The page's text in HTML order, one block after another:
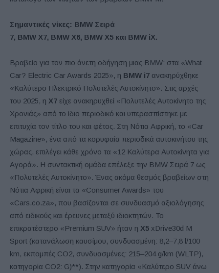
Σημαντικές νίκες: BMW Σειρά
7, BMW X7, BMW X6, BMW X5 και BMW iX.
Βραβείο για τον πιο άνετη οδήγηση μιας BMW: στα «What
Car? Electric Car Awards 2025», η BMW i7 ανακηρύχθηκε
«Καλύτερο Ηλεκτρικό Πολυτελές Αυτοκίνητο». Στις αρχές
του 2025, η X7 είχε ανακηρυχθεί «Πολυτελές Αυτοκίνητο της
Χρονιάς» από το ίδιο περιοδικό και υπερασπίστηκε με
επιτυχία τον τίτλο του και φέτος. Στη Νότια Αφρική, το «Car
Magazine», ένα από τα κορυφαία περιοδικά αυτοκινήτου της
χώρας, επιλέγει κάθε χρόνο τα «12 Καλύτερα Αυτοκίνητα για
Αγορά». Η συντακτική ομάδα επέλεξε την BMW Σειρά 7 ως
«Πολυτελές Αυτοκίνητο». Ένας ακόμα θεσμός βραβείων στη
Νότια Αφρική είναι τα «Consumer Awards» του
«Cars.co.za», που βασίζονται σε συνδυασμό αξιολόγησης
από ειδικούς και έρευνες μεταξύ ιδιοκτητών. Το
επικρατέστερο «Premium SUV» ήταν η X5 xDrive30d M
Sport (κατανάλωση καυσίμου, συνδυασμένη: 8,2–7,8 l/100
km, εκπομπές CO2, συνδυασμένες: 215–204 g/km (WLTP),
κατηγορία CO2: G)**). Στην κατηγορία «Καλύτερο SUV άνω